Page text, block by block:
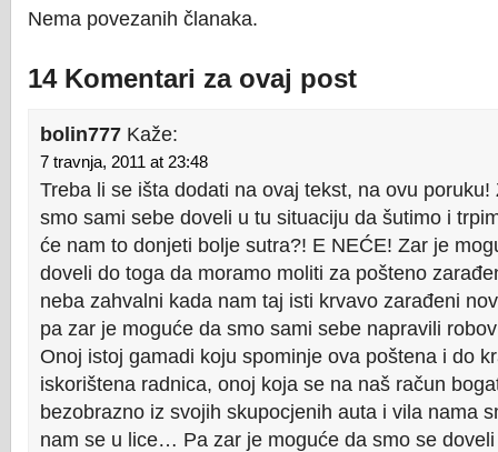
Nema povezanih članaka.
14 Komentari za ovaj post
bolin777 Kaže:
7 travnja, 2011 at 23:48
Treba li se išta dodati na ovaj tekst, na ovu poruku!
smo sami sebe doveli u tu situaciju da šutimo i
će nam to donjeti bolje sutra?! E NEĆE! Zar je
doveli do toga da moramo moliti za pošteno
neba zahvalni kada nam taj isti krvavo zarađeni
pa zar je moguće da smo sami sebe napravili
Onoj istoj gamadi koju spominje ova poštena i do
iskorištena radnica, onoj koja se na naš račun
bezobrazno iz svojih skupocjenih auta i vila nama
nam se u lice… Pa zar je moguće da smo se